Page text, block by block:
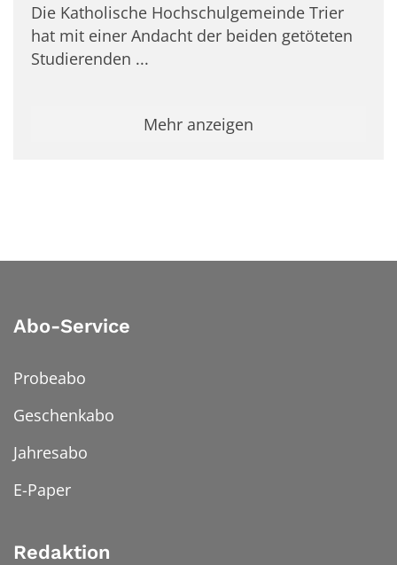
Die Katholische Hochschulgemeinde Trier
hat mit einer Andacht der beiden getöteten
Studierenden ...
Mehr anzeigen
Abo-Service
Probeabo
Geschenkabo
Jahresabo
E-Paper
Redaktion